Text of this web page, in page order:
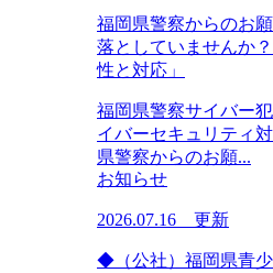
福岡県警察からのお
落としていませんか
性と対応」
福岡県警察サイバー
イバーセキュリティ
県警察からのお願...
お知らせ
2026.07.16 更新
◆（公社）福岡県青